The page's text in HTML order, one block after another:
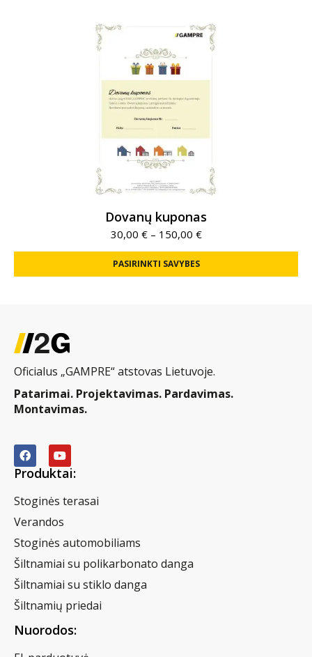
Dovanų kuponas
30,00 € – 150,00 €
PASIRINKTI SAVYBES
Oficialus „GAMPRE“ atstovas Lietuvoje.
Patarimai. Projektavimas. Pardavimas.
Montavimas.
Produktai:
Stoginės terasai
Verandos
Stoginės automobiliams
Šiltnamiai su polikarbonato danga
Šiltnamiai su stiklo danga
Šiltnamių priedai
Nuorodos: